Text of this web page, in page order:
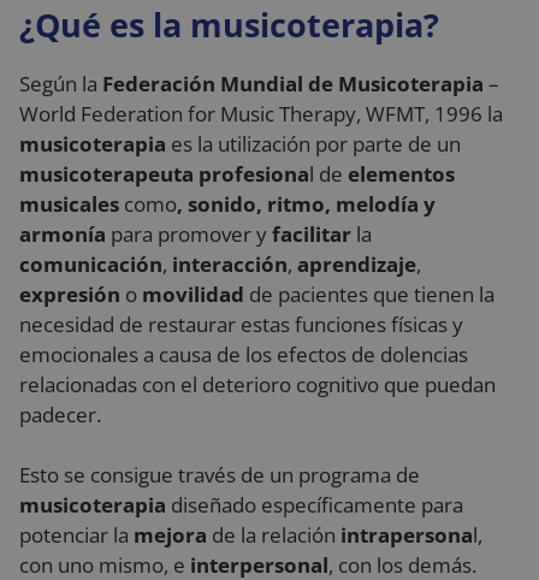
¿Qué es la musicoterapia?
Según la Federación Mundial de Musicoterapia –
World Federation for Music Therapy, WFMT, 1996 la
musicoterapia es la utilización por parte de un
musicoterapeuta profesional de elementos
musicales como, sonido, ritmo, melodía y
armonía para promover yfacilitar la
comunicación, interacción, aprendizaje,
expresión o movilidad de pacientes que tienen la
necesidad de restaurar estas funciones físicas y
emocionales a causa de los efectos de dolencias
relacionadas con el deterioro cognitivo que puedan
padecer.
Esto se consigue través de un programa de
musicoterapia diseñado específicamente para
potenciar la mejora de la relación intrapersonal,
con uno mismo, e interpersonal, con los demás.